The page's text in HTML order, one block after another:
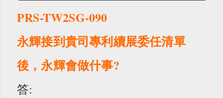
PRS-TW2SG-090
永輝接到貴司專利續展委任清單
後，永輝會做什事?
答: